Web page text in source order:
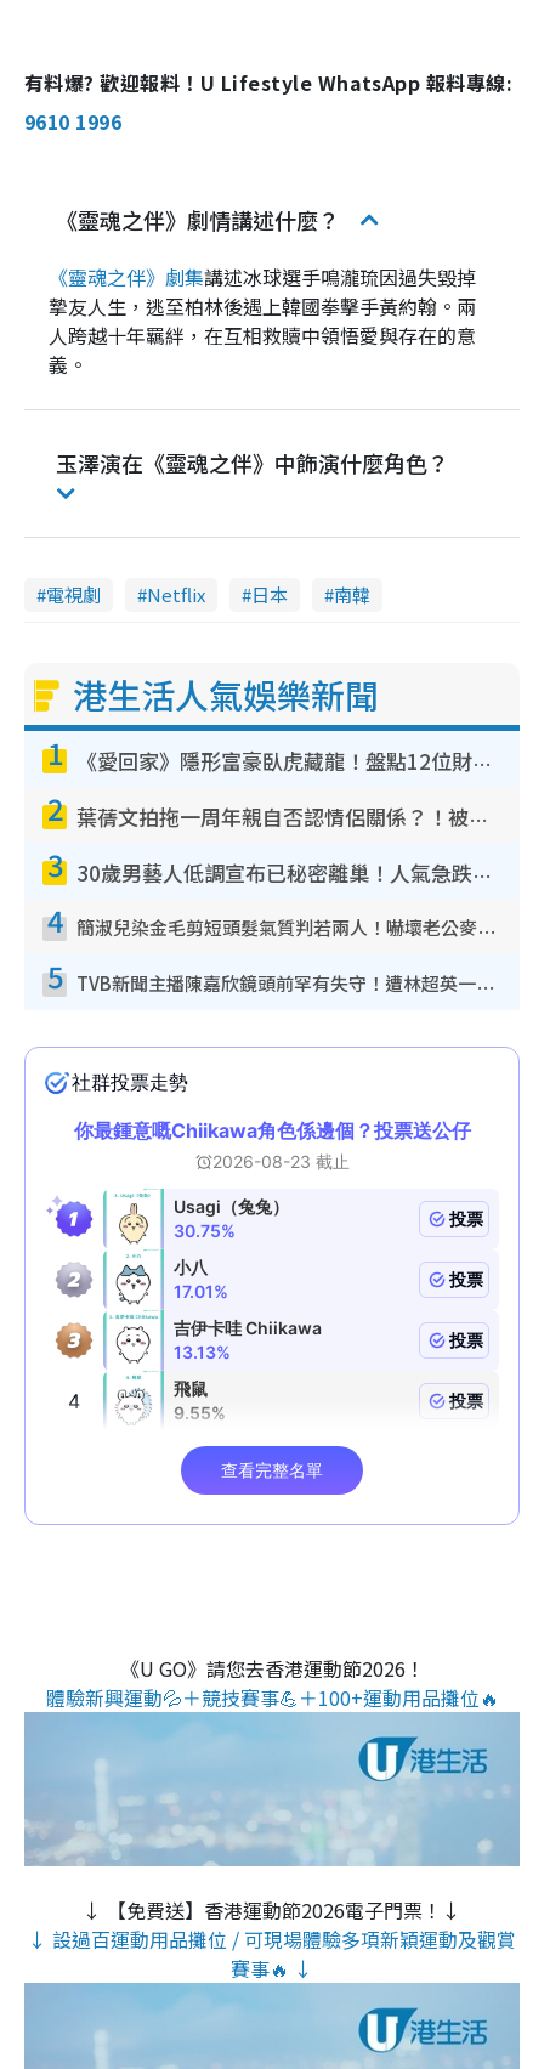
有料爆? 歡迎報料！U Lifestyle WhatsApp 報料專線:
9610 1996
《靈魂之伴》劇情講述什麼？
《靈魂之伴》劇集講述冰球選手鳴瀧琉因過失毀掉
摯友人生，逃至柏林後遇上韓國拳擊手黃約翰。兩
人跨越十年羈絆，在互相救贖中領悟愛與存在的意
義。
玉澤演在《靈魂之伴》中飾演什麼角色？
電視劇 Netflix 日本 南韓
港生活人氣娛樂新聞
1 《愛回家》隱形富豪臥虎藏龍！盤點12位財氣逼人的有錢藝人：呢位靚女3億身家唔憂做
2 葉蒨文拍拖一周年親自否認情侶關係？！被質疑感情造假竟稱GM「普通同事」
3 30歲男藝人低調宣布已秘密離巢！人氣急跌變失蹤人口︰「這幾年過得並不容易」
4 簡淑兒染金毛剪短頭髮氣質判若兩人！嚇壞老公麥大力都認唔出：「你做咩事？」
5 TVB新聞主播陳嘉欣鏡頭前罕有失守！遭林超英一句說話突襲嚇親當場大笑
《U GO》請您去香港運動節2026！
體驗新興運動💦＋競技賽事💪＋100+運動用品攤位🔥
↓ 【免費送】香港運動節2026電子門票！↓
↓ 設過百運動用品攤位 / 可現場體驗多項新穎運動及觀賞
賽事🔥 ↓